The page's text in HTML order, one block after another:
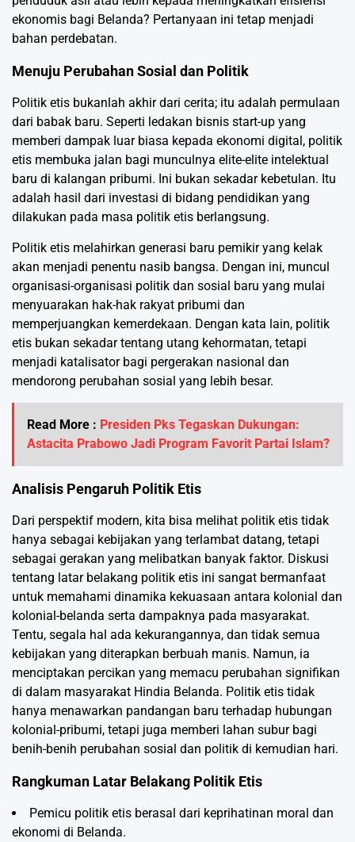
ekonomis bagi Belanda? Pertanyaan ini tetap menjadi
bahan perdebatan.
Menuju Perubahan Sosial dan Politik
Politik etis bukanlah akhir dari cerita; itu adalah permulaan
dari babak baru. Seperti ledakan bisnis start-up yang
memberi dampak luar biasa kepada ekonomi digital, politik
etis membuka jalan bagi munculnya elite-elite intelektual
baru di kalangan pribumi. Ini bukan sekadar kebetulan. Itu
adalah hasil dari investasi di bidang pendidikan yang
dilakukan pada masa politik etis berlangsung.
Politik etis melahirkan generasi baru pemikir yang kelak
akan menjadi penentu nasib bangsa. Dengan ini, muncul
organisasi-organisasi politik dan sosial baru yang mulai
menyuarakan hak-hak rakyat pribumi dan
memperjuangkan kemerdekaan. Dengan kata lain, politik
etis bukan sekadar tentang utang kehormatan, tetapi
menjadi katalisator bagi pergerakan nasional dan
mendorong perubahan sosial yang lebih besar.
Read More : Presiden Pks Tegaskan Dukungan:
Astacita Prabowo Jadi Program Favorit Partai Islam?
Analisis Pengaruh Politik Etis
Dari perspektif modern, kita bisa melihat politik etis tidak
hanya sebagai kebijakan yang terlambat datang, tetapi
sebagai gerakan yang melibatkan banyak faktor. Diskusi
tentang latar belakang politik etis ini sangat bermanfaat
untuk memahami dinamika kekuasaan antara kolonial dan
kolonial-belanda serta dampaknya pada masyarakat.
Tentu, segala hal ada kekurangannya, dan tidak semua
kebijakan yang diterapkan berbuah manis. Namun, ia
menciptakan percikan yang memacu perubahan signifikan
di dalam masyarakat Hindia Belanda. Politik etis tidak
hanya menawarkan pandangan baru terhadap hubungan
kolonial-pribumi, tetapi juga memberi lahan subur bagi
benih-benih perubahan sosial dan politik di kemudian hari.
Rangkuman Latar Belakang Politik Etis
Pemicu politik etis berasal dari keprihatinan moral dan
ekonomi di Belanda.